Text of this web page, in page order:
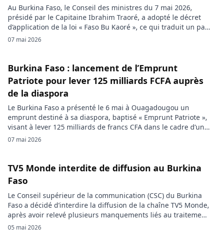
Au Burkina Faso, le Conseil des ministres du 7 mai 2026,
présidé par le Capitaine Ibrahim Traoré, a adopté le décret
d’application de la loi « Faso Bu Kaoré », ce qui traduit un pas
important vers l’opérationnalisation d’une réforme judiciaire
07 mai 2026
Burkina Faso : lancement de l’Emprunt
Patriote pour lever 125 milliards FCFA auprès
de la diaspora
Le Burkina Faso a présenté le 6 mai à Ouagadougou un
emprunt destiné à sa diaspora, baptisé « Emprunt Patriote »,
visant à lever 125 milliards de francs CFA dans le cadre d’un
programme plus large de 240 milliards. L’opération, ouverte
07 mai 2026
TV5 Monde interdite de diffusion au Burkina
Faso
Le Conseil supérieur de la communication (CSC) du Burkina
Faso a décidé d’interdire la diffusion de la chaîne TV5 Monde,
après avoir relevé plusieurs manquements liés au traitement
de l’actualité sécuritaire et à la déontologie journalistique. Le
05 mai 2026